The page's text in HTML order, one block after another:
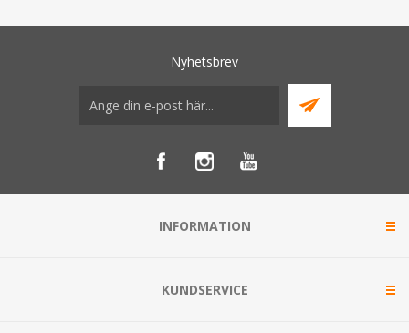
Nyhetsbrev
INFORMATION
KUNDSERVICE